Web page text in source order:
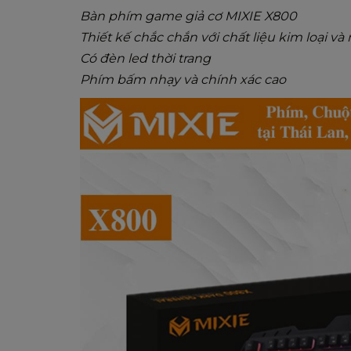
Bàn phím game giả cơ MIXIE X800
Thiết kế chắc chắn với chất liệu kim loại và
Có đèn led thời trang
Phím bấm nhạy và chính xác cao